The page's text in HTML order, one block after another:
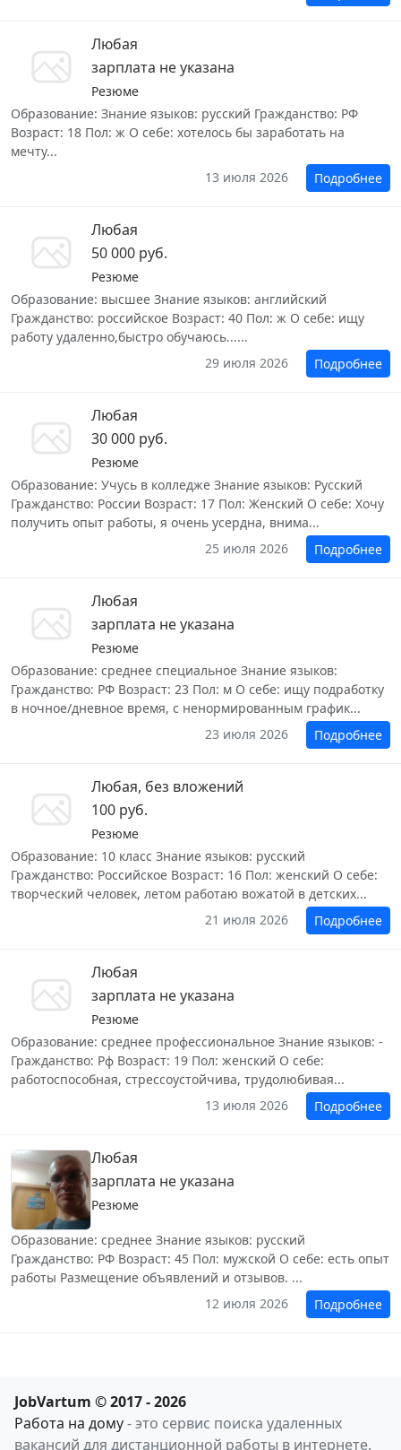
Любая
зарплата не указана
Резюме
Образование: Знание языков: русский Гражданство: РФ
Возраст: 18 Пол: ж О себе: хотелось бы заработать на
мечту...
13 июля 2026
Подробнее
Любая
50 000 руб.
Резюме
Образование: высшее Знание языков: английский
Гражданство: российское Возраст: 40 Пол: ж О себе: ищу
работу удаленно,быстро обучаюсь......
29 июля 2026
Подробнее
Любая
30 000 руб.
Резюме
Образование: Учусь в колледже Знание языков: Русский
Гражданство: России Возраст: 17 Пол: Женский О себе: Хочу
получить опыт работы, я очень усердна, внима...
25 июля 2026
Подробнее
Любая
зарплата не указана
Резюме
Образование: среднее специальное Знание языков:
Гражданство: РФ Возраст: 23 Пол: м О себе: ищу подработку
в ночное/дневное время, с ненормированным график...
23 июля 2026
Подробнее
Любая, без вложений
100 руб.
Резюме
Образование: 10 класс Знание языков: русский
Гражданство: Российское Возраст: 16 Пол: женский О себе:
творческий человек, летом работаю вожатой в детских...
21 июля 2026
Подробнее
Любая
зарплата не указана
Резюме
Образование: среднее профессиональное Знание языков: -
Гражданство: Рф Возраст: 19 Пол: женский О себе:
работоспособная, стрессоустойчива, трудолюбивая...
13 июля 2026
Подробнее
Любая
зарплата не указана
Резюме
Образование: среднее Знание языков: русский
Гражданство: РФ Возраст: 45 Пол: мужской О себе: есть опыт
работы Размещение объявлений и отзывов. ...
12 июля 2026
Подробнее
JobVartum © 2017 - 2026
Работа на дому- это сервис поиска удаленных
вакансий для дистанционной работы в интернете.